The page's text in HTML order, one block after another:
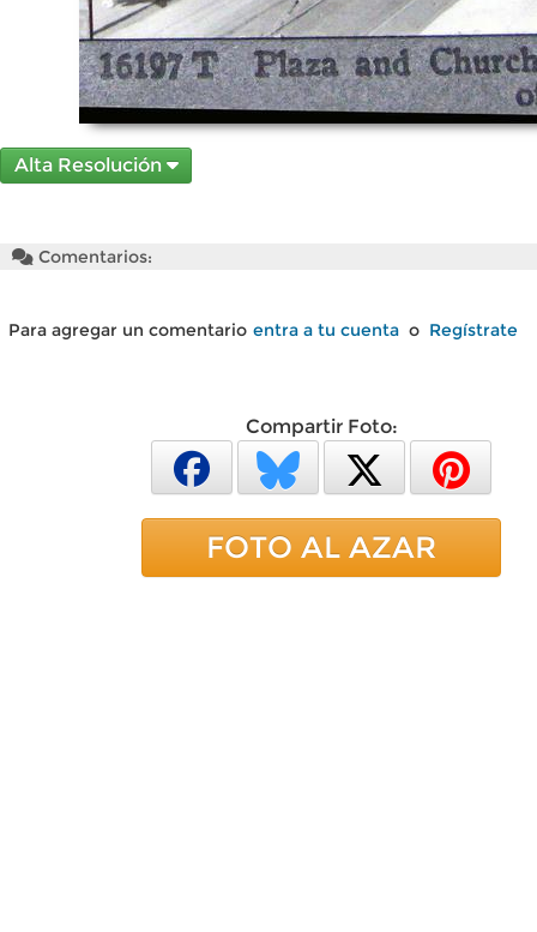
Alta Resolución
Comentarios:
Para agregar un comentario entra a tu cuenta o Regístrate
Compartir Foto:
FOTO AL AZAR